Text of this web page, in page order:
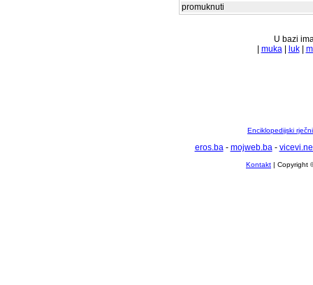
promuknuti
U bazi
muka| luk|
Enciklopedijski
eros.ba- mojweb.ba-
Kontakt | Copyright